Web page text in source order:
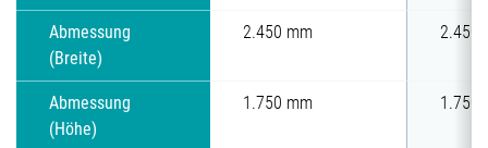
Abmessung
(Breite)
2.450 mm 2.450
Abmessung
(Höhe)
1.750 mm 1.750